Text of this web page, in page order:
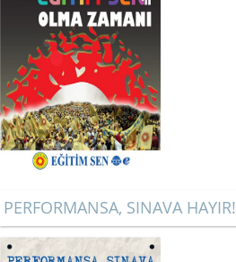
PERFORMANSA, SINAVA HAYIR!